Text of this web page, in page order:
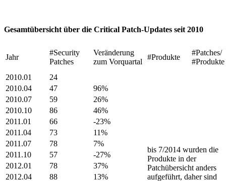
Gesamtübersicht über die Critical Patch-Updates seit 2010
Jahr
#Security
Patches
Veränderung
zum Vorquartal
#Produkte
#Patches/
#Produkte
2010.01
24
bis 7/2014 wurden die
Produkte in der
Patchübersicht anders
aufgeführt, daher sind
2010.04 47
96%
2010.07
59
26%
2010.10
86
46%
2011.01
66
-23%
2011.04
73
11%
2011.07
78
7%
2011.10
57
-27%
2012.01
78
37%
2012.04
88
13%